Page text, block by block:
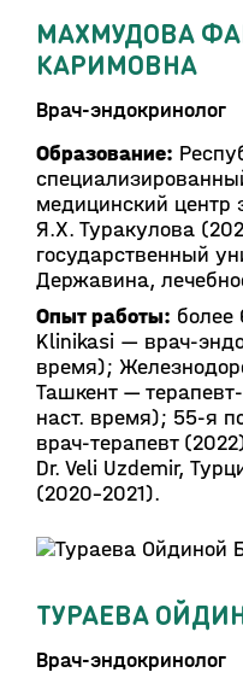
МАХМУДОВА
КАРИМОВНА
Врач-эндокринолог
Образование:
медицинский центр
Я.Х. Туракулова
государственный
Державина,
Опыт работы: более
Klinikasi — врач-
время);
Ташкент —
наст. время); 55-я
врач-терапевт
Dr. Veli Uzdemir,
(2020–2021).
ТУРАЕВА
Врач-эндокринолог